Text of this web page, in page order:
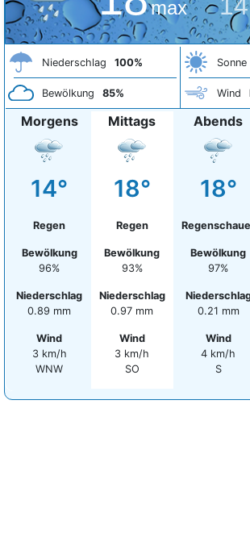
max
Niederschlag 100%
Bewölkung 85%
Sonne
Wind
Morgens
14°
Regen
Bewölkung
96%
Niederschlag
0.89 mm
Wind
3 km/h
WNW
Mittags
18°
Regen
Bewölkung
93%
Niederschlag
0.97 mm
Wind
3 km/h
SO
Abends
18°
Bewölkung
97%
0.21 mm
Wind
4 km/h
S